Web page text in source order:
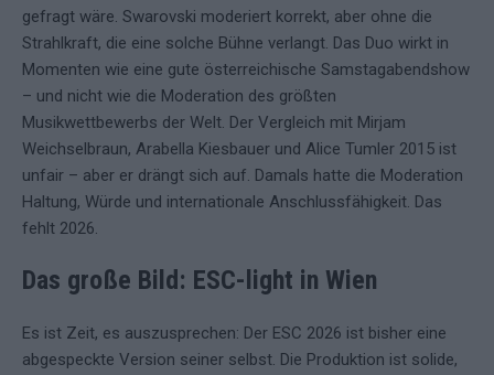
gefragt wäre. Swarovski moderiert korrekt, aber ohne die
Strahlkraft, die eine solche Bühne verlangt. Das Duo wirkt in
Momenten wie eine gute österreichische Samstagabendshow
– und nicht wie die Moderation des größten
Musikwettbewerbs der Welt. Der Vergleich mit Mirjam
Weichselbraun, Arabella Kiesbauer und Alice Tumler 2015 ist
unfair – aber er drängt sich auf. Damals hatte die Moderation
Haltung, Würde und internationale Anschlussfähigkeit. Das
fehlt 2026.
Das große Bild: ESC-light in Wien
Es ist Zeit, es auszusprechen: Der ESC 2026 ist bisher eine
abgespeckte Version seiner selbst. Die Produktion ist solide,